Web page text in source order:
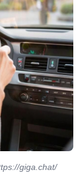
giga.chat/